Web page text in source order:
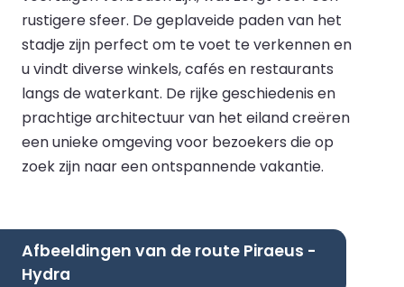
rustigere sfeer. De geplaveide paden van het
stadje zijn perfect om te voet te verkennen en
u vindt diverse winkels, cafés en restaurants
langs de waterkant. De rijke geschiedenis en
prachtige architectuur van het eiland creëren
een unieke omgeving voor bezoekers die op
zoek zijn naar een ontspannende vakantie.
Afbeeldingen van de route Piraeus -
Hydra